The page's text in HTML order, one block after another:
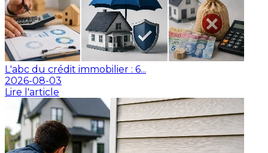
L'abc du crédit immobilier : 6...
2026-08-03
Lire l'article